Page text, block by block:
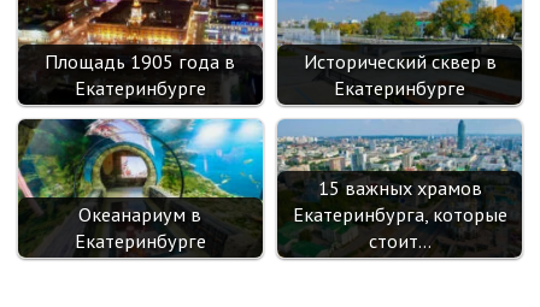
Площадь 1905 года в
Екатеринбурге
Исторический сквер в
Екатеринбурге
Океанариум в
Екатеринбурге
15 важных храмов
Екатеринбурга, которые
стоит…